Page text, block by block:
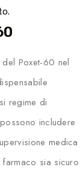
del Poxet-60 nel
regime di
includere
medica
sia sicuro